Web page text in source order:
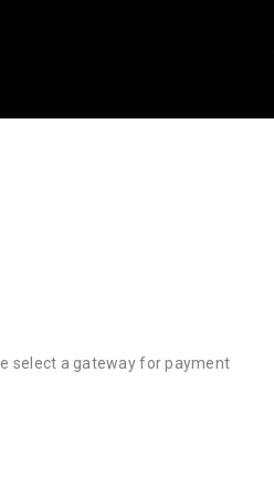
select a gateway for payment